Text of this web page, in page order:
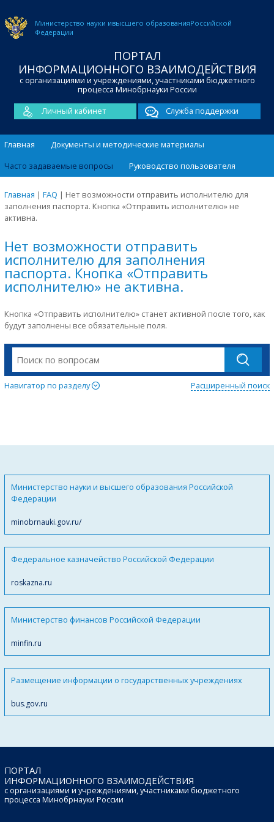
Министерство науки ивысшего образованияРоссийской
Федерации
ПОРТАЛ
ИНФОРМАЦИОННОГО ВЗАИМОДЕЙСТВИЯ
с организациями и учреждениями, участниками бюджетного
процесса Минобрнауки России
Личный кабинет
Служба поддержки
Главная
Документы и методические материалы
Часто задаваемые вопросы
Руководство пользователя
Главная | FAQ | Нет возможности отправить исполнителю для
заполнения паспорта. Кнопка «Отправить исполнителю» не
активна.
Нет возможности отправить
исполнителю для заполнения
паспорта. Кнопка «Отправить
исполнителю» не активна.
Кнопка «Отправить исполнителю» станет активной после того, как
будут заполнены все обязательные поля.
Навигатор по разделу Расширенный поиск
Министерство науки и высшего образования Российской
Федерации
minobrnauki.gov.ru/
Федеральное казначейство Российской Федерации
roskazna.ru
Министерство финансов Российской Федерации
minfin.ru
Размещение информации о государственных учреждениях
bus.gov.ru
ПОРТАЛ
ИНФОРМАЦИОННОГО ВЗАИМОДЕЙСТВИЯ
с организациями и учреждениями, участниками бюджетного
процесса Минобрнауки России